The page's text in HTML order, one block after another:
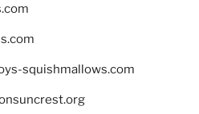
squishmallows.com